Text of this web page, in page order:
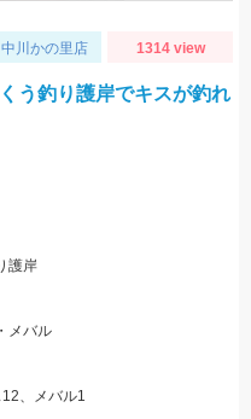
川かの里店 1314 view
う釣り護岸でキスが釣れ
護岸
メバル
、メバル1